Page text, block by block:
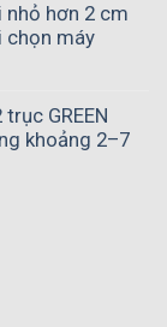
nhỏ hơn 2 cm
chọn máy
GREEN
khoảng 2–7